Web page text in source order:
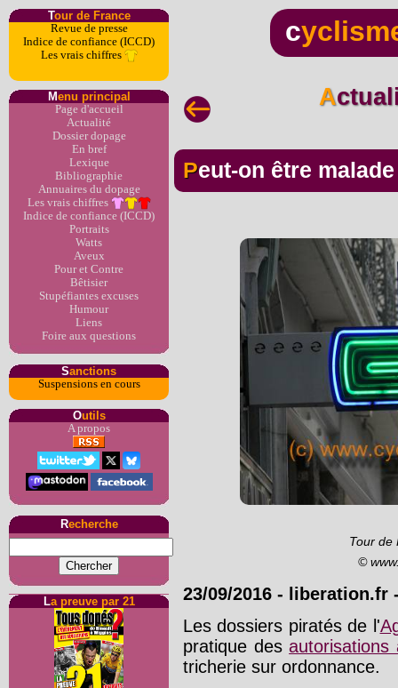
Tour de France
Revue de presse
Indice de confiance (ICCD)
Les vrais chiffres
Menu principal
Page d'accueil
Actualité
Dossier dopage
En bref
Lexique
Bibliographie
Annuaires du dopage
Les vrais chiffres
Indice de confiance (ICCD)
Portraits
Watts
Aveux
Pour et Contre
Bêtisier
Stupéfiantes excuses
Humour
Liens
Foire aux questions
Sanctions
Suspensions en cours
Outils
A propos
Recherche
La preuve par 21
c
Peut-on être
Tour de
©
23/09/2016 - liberation.fr
Les dossiers piratés de l'
pratique desautorisations
tricherie sur ordonnance.